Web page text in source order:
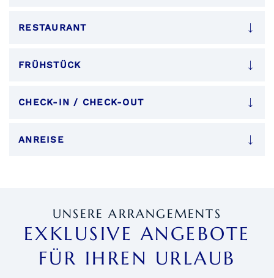
RESTAURANT
FRÜHSTÜCK
CHECK-IN / CHECK-OUT
ANREISE
UNSERE ARRANGEMENTS
EXKLUSIVE ANGEBOTE
FÜR IHREN URLAUB